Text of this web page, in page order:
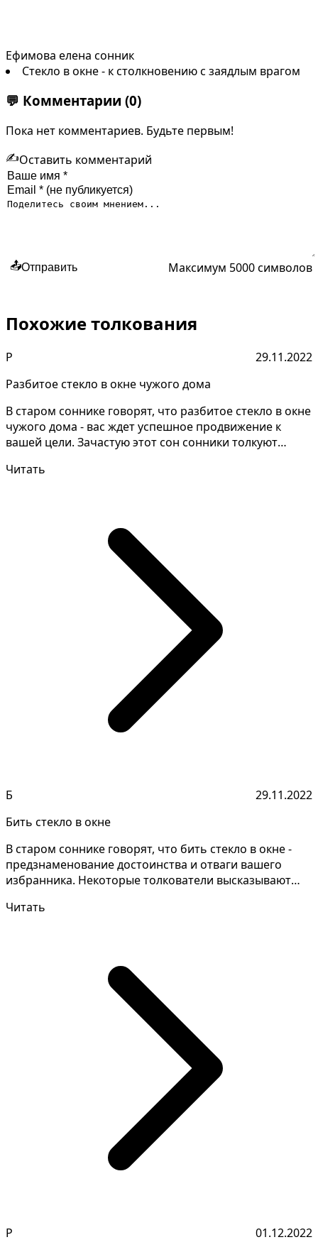
Ефимова елена сонник
Стекло в окне - к столкновению с заядлым врагом
💬 Комментарии (0)
Пока нет комментариев. Будьте первым!
✍️Оставить комментарий
📤Отправить Максимум 5000 символов
Похожие толкования
Р
29.11.2022
Разбитое стекло в окне чужого дома
В старом соннике говорят, что разбитое стекло в окне
чужого дома - вас ждет успешное продвижение к
вашей цели. Зачастую этот сон сонники толкуют
Читать
Б
29.11.2022
Бить стекло в окне
В старом соннике говорят, что бить стекло в окне -
предзнаменование достоинства и отваги вашего
избранника. Некоторые толкователи высказывают
Читать
Р 01.12.2022